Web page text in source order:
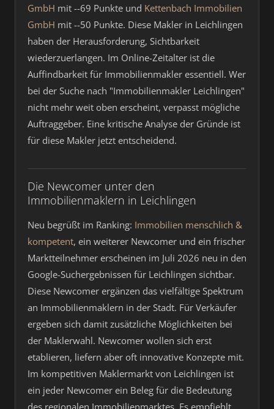
GmbH mit --69 Punkte und Kettenbach Immobilien
GmbH mit --50 Punkte. Diese Makler in Leichlingen
haben der Herausforderung, Sichtbarkeit
wiederzuerlangen. Im Online-Zeitalter ist die
Auffindbarkeit für Immobilienmakler essentiell. Wer
bei der Suche nach "Immobilienmakler Leichlingen"
nicht mehr weit oben erscheint, verpasst mögliche
Auftraggeber. Eine kritische Analyse der Gründe ist
für diese Makler jetzt entscheidend.
Die Newcomer unter den
Immobilienmaklern in Leichlingen
Neu begrüßt im Ranking: Immobilien menschlich &
kompetent, ein weiterer Newcomer und ein frischer
Marktteilnehmer erscheinen im Juli 2026 neu in den
Google-Suchergebnissen für Leichlingen sichtbar.
Diese Newcomer ergänzen das vielfältige Spektrum
an Immobilienmaklern in der Stadt. Für Verkäufer
ergeben sich damit zusätzliche Möglichkeiten bei
der Maklerwahl. Newcomer wollen sich erst
etablieren, liefern aber oft innovative Konzepte mit.
Im kompetitiven Maklermarkt von Leichlingen ist
ein jeder Newcomer ein Beleg für die Bedeutung
des regionalen Immobilienmarktes. Es empfiehlt